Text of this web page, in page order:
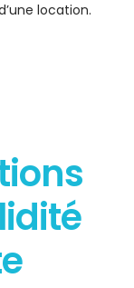
location.